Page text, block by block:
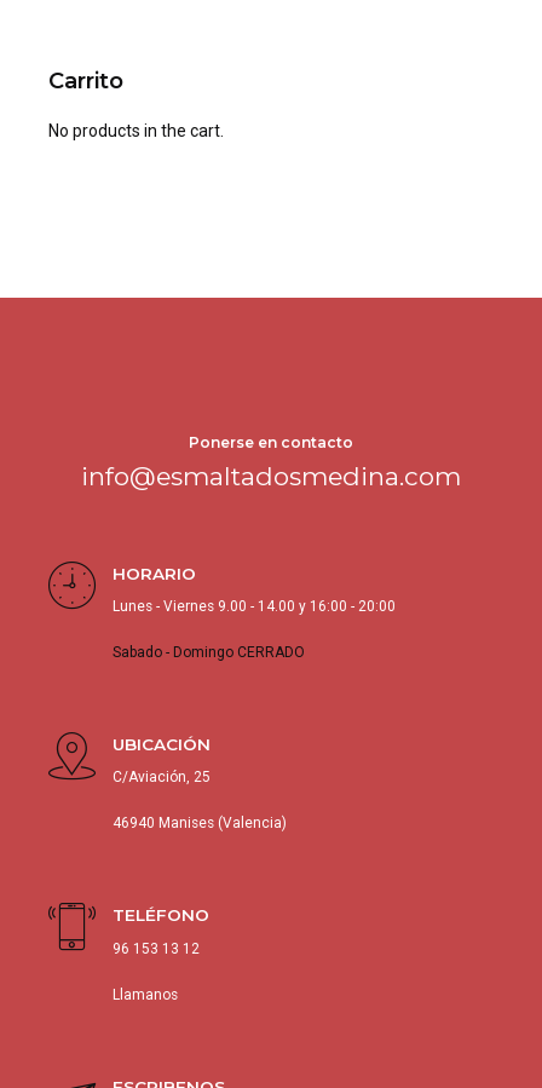
Carrito
No products in the cart.
Ponerse en contacto
info@esmaltadosmedina.com
HORARIO
Lunes - Viernes 9.00 - 14.00 y 16:00 - 20:00
Sabado - Domingo CERRADO
UBICACIÓN
C/Aviación, 25
46940 Manises (Valencia)
TELÉFONO
96 153 13 12
Llamanos